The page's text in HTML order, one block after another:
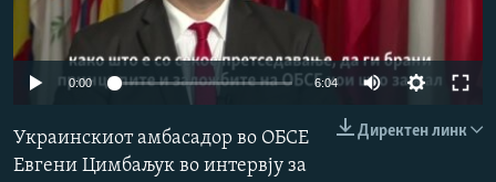
РСЕ веб страници
0:00 6:04 Auto
Директен линк
Украинскиот амбасадор во ОБСЕ
Евгени Цимбаљук во интервју за